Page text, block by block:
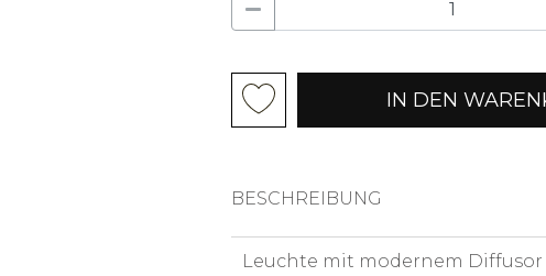
IN DEN
BESCHREIBUNG
Leuchte mit modernem